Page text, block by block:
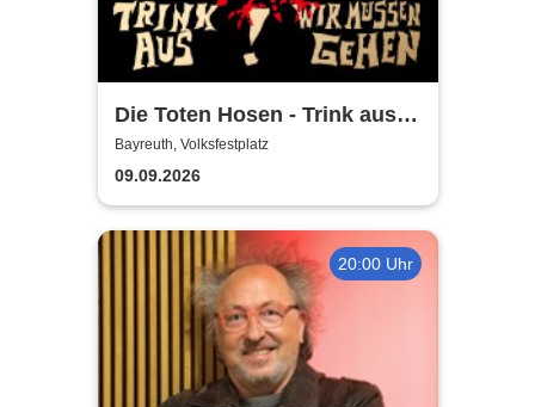
Die Toten Hosen - Trink aus!
Wir müssen gehen - Tour
2026
Bayreuth, Volksfestplatz
09.09.2026
20:00 Uhr